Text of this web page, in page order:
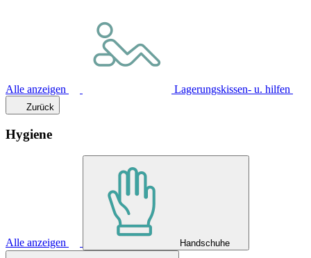
Alle anzeigen Lagerungskissen- u. hilfen
Zurück
Hygiene
Alle anzeigen Handschuhe